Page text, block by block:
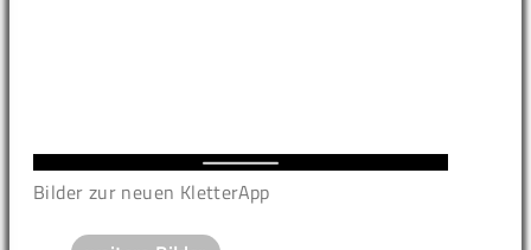
Bilder zur neuen KletterApp